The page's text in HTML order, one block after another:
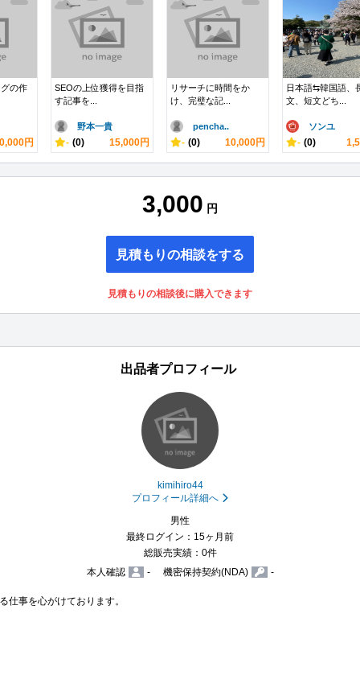
の作
円
SEOの上位獲得を目指
す記事を...
野本一貴
- (0) 15,000円
リサーチに時間をか
け、完璧な記...
pencha..
- (0) 10,000円
日本語⇆韓国語、
文、短文どち...
ソンユ
- (0)
3,000 円
見積もりの相談をする
見積もりの相談後に購入できます
出品者プロフィール
kimihiro44
プロフィール詳細へ
男性
最終ログイン：15ヶ月前
総販売実績：0件
本人確認
- 機密保持契約(NDA) -
仕事を心がけております。